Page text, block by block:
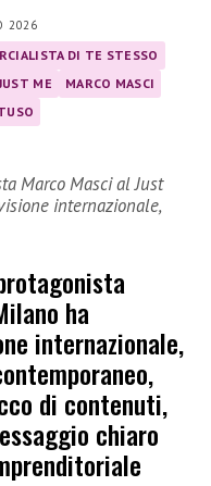
2026
DI TE STESSO
ME
MARCO MASCI
Marco Masci al Just
internazionale,
ha
internazionale,
di contenuti,
chiaro